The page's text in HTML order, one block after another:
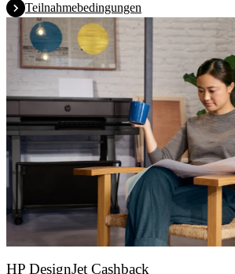
Teilnahmebedingungen
HP DesignJet Cashback